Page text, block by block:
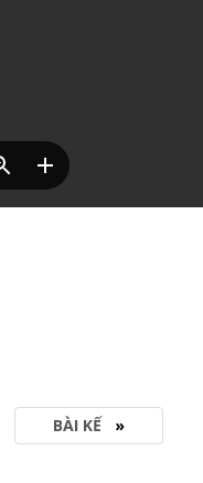
BÀI KẾ »